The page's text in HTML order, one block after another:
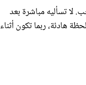
تسأليه مباشرة بعد
هادئة، ربما تكون أثناء